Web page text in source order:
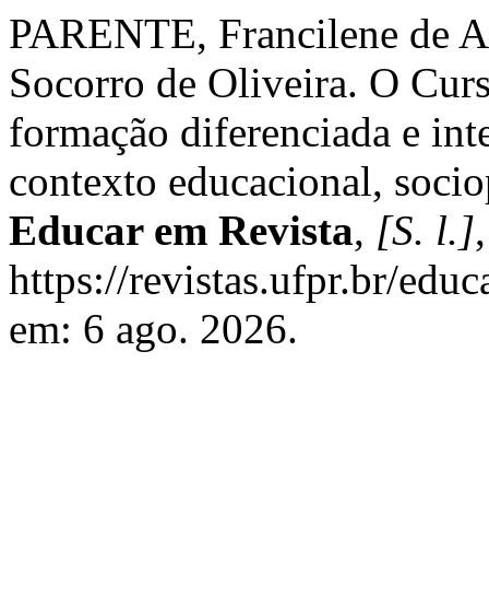
PARENTE, Francilene de
Socorro de Oliveira. O
formação diferenciada e
contexto educacional,
Educar em Revista, [S. l.]
https://revistas.ufpr.br/
em: 6 ago. 2026.